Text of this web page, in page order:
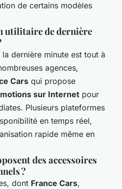
de certains modèles
utilitaire de dernière
dernière minute est tout à
agences,
Cars qui propose
sur Internet pour
Plusieurs plateformes
en temps réel,
rapide même en
des accessoires
?
dont France Cars,